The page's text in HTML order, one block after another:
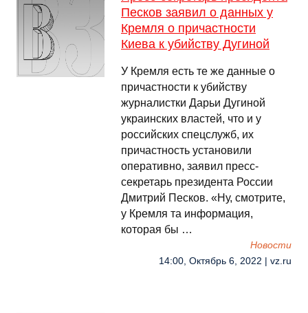
Песков заявил о данных у
Кремля о причастности
Киева к убийству Дугиной
У Кремля есть те же данные о
причастности к убийству
журналистки Дарьи Дугиной
украинских властей, что и у
российских спецслужб, их
причастность установили
оперативно, заявил пресс-
секретарь президента России
Дмитрий Песков. «Ну, смотрите,
у Кремля та информация,
которая бы …
Новости
14:00, Октябрь 6, 2022 | vz.ru